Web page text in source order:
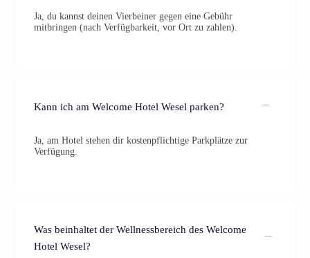
Ja, du kannst deinen Vierbeiner gegen eine Gebühr
mitbringen (nach Verfügbarkeit, vor Ort zu zahlen).
Kann ich am Welcome Hotel Wesel parken?
Ja, am Hotel stehen dir kostenpflichtige Parkplätze zur
Verfügung.
Was beinhaltet der Wellnessbereich des Welcome
Hotel Wesel?